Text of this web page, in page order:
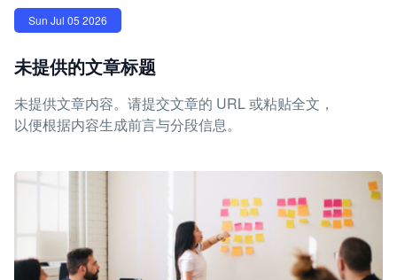
Sun Jul 05 2026
未提供的文章标题
未提供文章内容。请提交文章的 URL 或粘贴全文，
以便根据内容生成前言与分段信息。